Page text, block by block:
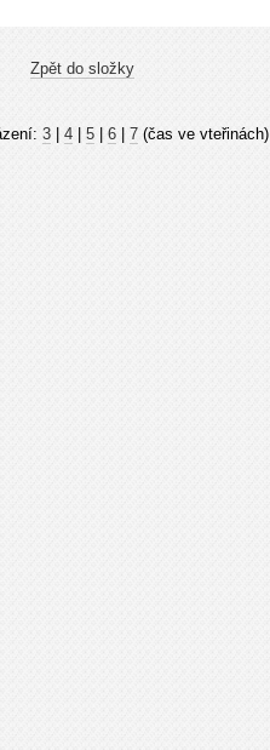
Zpět do složky
3| 4| 5| 6| 7(čas ve vteřinách)